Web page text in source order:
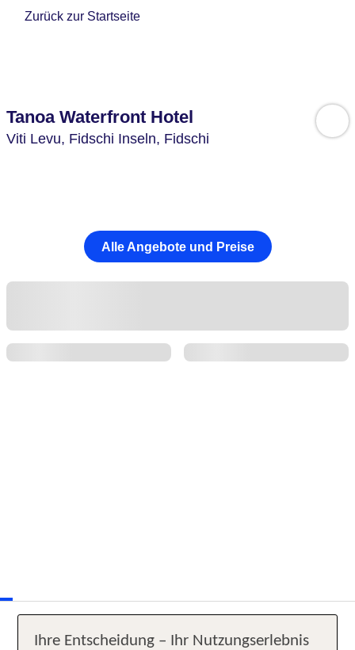
Zurück zur Startseite
Tanoa Waterfront Hotel
Viti Levu, Fidschi Inseln, Fidschi
Alle Angebote und Preise
Ihre Entscheidung – Ihr Nutzungserlebnis